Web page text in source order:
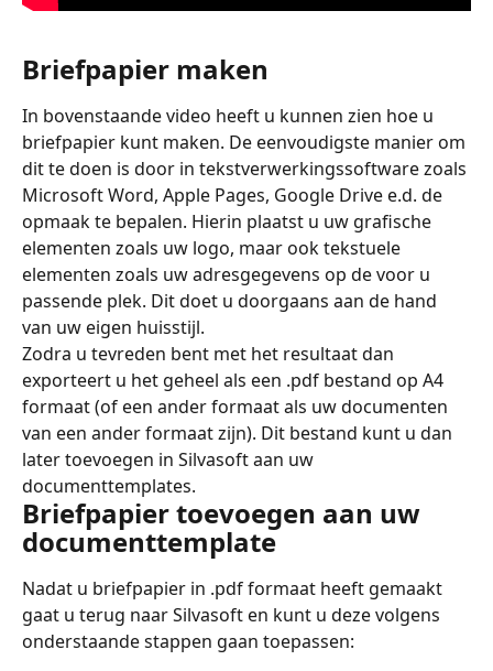
Briefpapier maken
In bovenstaande video heeft u kunnen zien hoe u
briefpapier kunt maken. De eenvoudigste manier om
dit te doen is door in tekstverwerkingssoftware zoals
Microsoft Word, Apple Pages, Google Drive e.d. de
opmaak te bepalen. Hierin plaatst u uw grafische
elementen zoals uw logo, maar ook tekstuele
elementen zoals uw adresgegevens op de voor u
passende plek. Dit doet u doorgaans aan de hand
van uw eigen huisstijl.
Zodra u tevreden bent met het resultaat dan
exporteert u het geheel als een .pdf bestand op A4
formaat (of een ander formaat als uw documenten
van een ander formaat zijn). Dit bestand kunt u dan
later toevoegen in Silvasoft aan uw
documenttemplates.
Briefpapier toevoegen aan uw
documenttemplate
Nadat u briefpapier in .pdf formaat heeft gemaakt
gaat u terug naar Silvasoft en kunt u deze volgens
onderstaande stappen gaan toepassen: